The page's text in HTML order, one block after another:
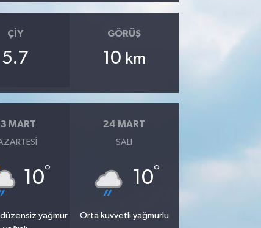
ÇIY
5.7
GÖRÜŞ
10 km
MART
10°
yağmur
24 MART
SALI
10°
Orta kuvvetli yağmurlu